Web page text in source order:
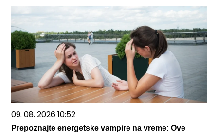
09. 08. 2026 10:52
Prepoznajte energetske vampire na vreme: Ove